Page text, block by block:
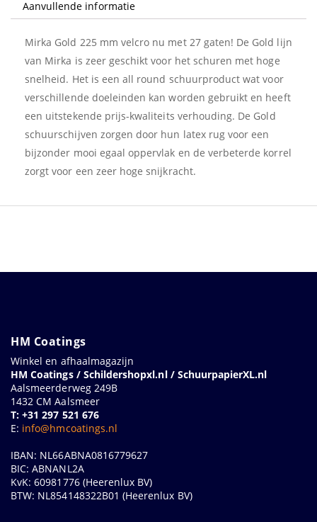
Aanvullende informatie
Mirka Gold 225 mm velcro nu met 27 gaten! De Gold lijn
van Mirka is zeer geschikt voor het schuren met hoge
snelheid. Het is een all round schuurproduct wat voor
verschillende doeleinden kan worden gebruikt en heeft
een uitstekende prijs-kwaliteits verhouding. De Gold
schuurschijven zorgen door hun latex rug voor een
bijzonder mooi egaal oppervlak en de verbeterde korrel
zorgt voor een zeer hoge snijkracht.
HM Coatings
Winkel en afhaalmagazijn
HM Coatings / Schildershopxl.nl / SchuurpapierXL.nl
Aalsmeerderweg 249B
1432 CM Aalsmeer
T: +31 297 521 676
E: info@hmcoatings.nl
IBAN: NL66ABNA0816779627
BIC: ABNANL2A
KvK: 60981776 (Heerenlux BV)
BTW: NL854148322B01 (Heerenlux BV)